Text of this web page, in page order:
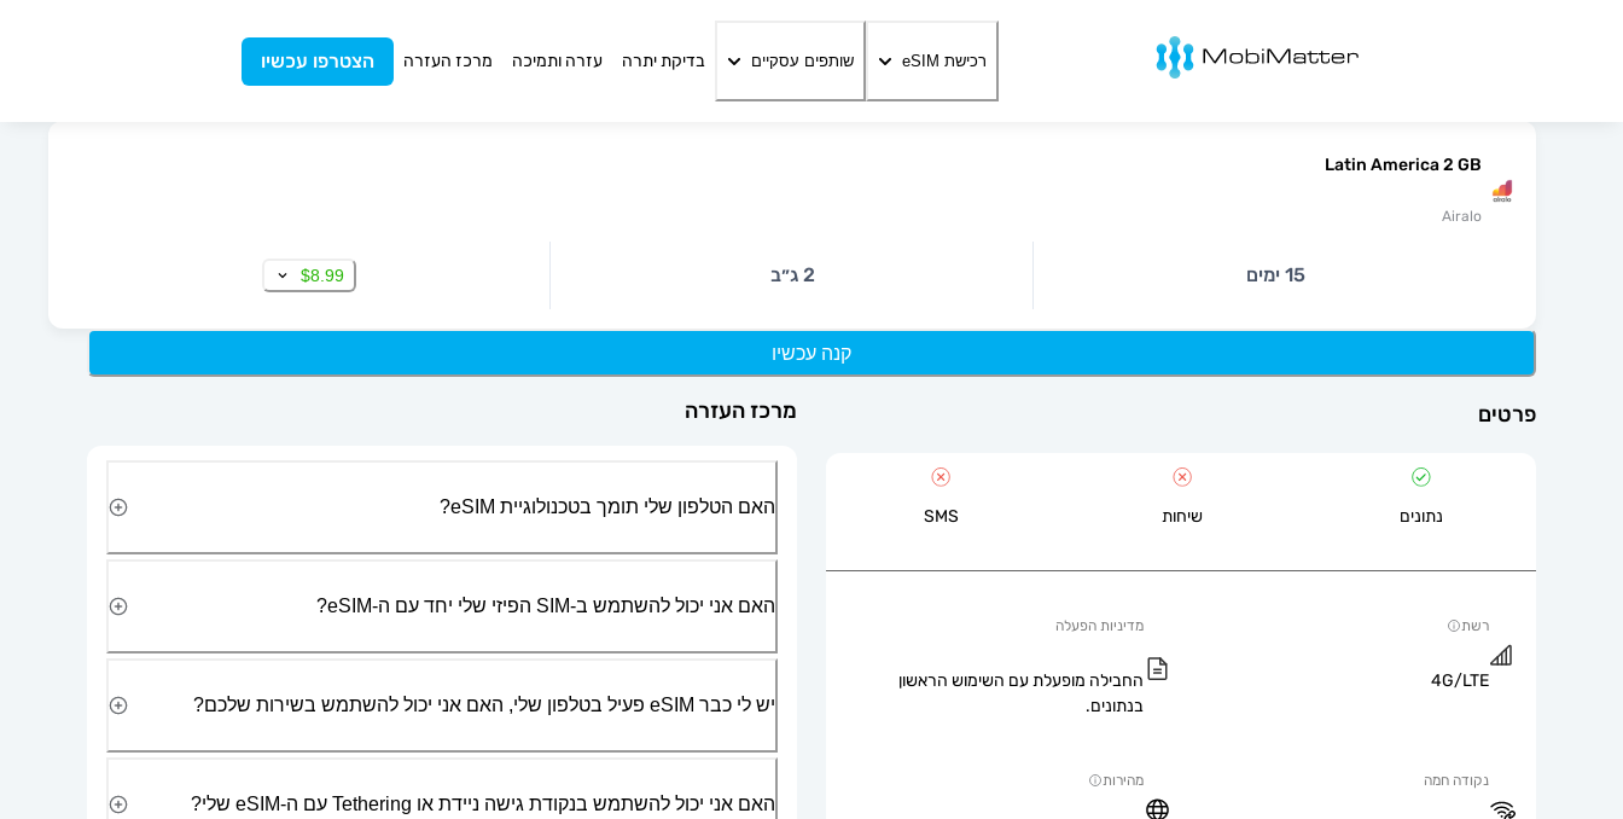
רכישת eSIM שותפים עסקיים בדיקת יתרה עזרה ותמיכה מרכז העזרה הצטרפו עכשיו
Latin America 2 GB
Airalo
15 ימים 2 ג״ב $8.99
קנה עכשיו
פרטים
נתונים שיחות SMS
רשת
4G/LTE
מדיניות הפעלה
החבילה מופעלת עם השימוש הראשון
בנתונים.
נקודה חמה מהירות
מרכז העזרה
האם הטלפון שלי תומך בטכנולוגיית eSIM?
האם אני יכול להשתמש ב-SIM הפיזי שלי יחד עם ה-eSIM?
יש לי כבר eSIM פעיל בטלפון שלי, האם אני יכול להשתמש בשירות שלכם?
האם אני יכול להשתמש בנקודת גישה ניידת או Tethering עם ה-eSIM שלי?